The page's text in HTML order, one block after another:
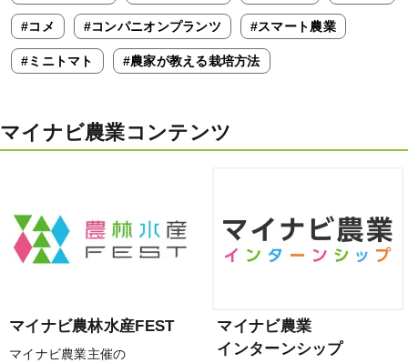
#コメ #コンパニオンプランツ #スマート農業
#ミニトマト #農家が教える栽培方法
マイナビ農業コンテンツ
マイナビ農林水産FEST
マイナビ農業主催の
マイナビ農業
インターンシップ